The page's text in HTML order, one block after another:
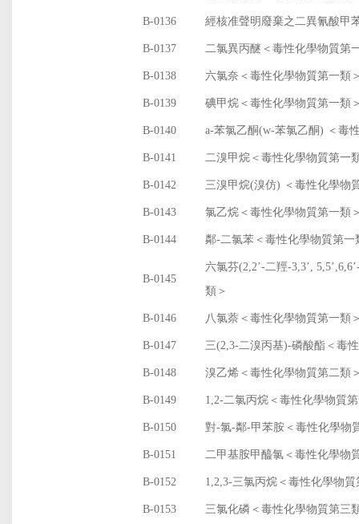
B-0136 經核准聲明廢棄之二異氰酸甲
B-0137 二氯異丙醚＜毒性化學物質第
B-0138 六氯奈＜毒性化學物質第一類
B-0139 碘甲烷＜毒性化學物質第一類
B-0140 a-苯氯乙酮(w-苯氯乙酮) ＜毒
B-0141 二溴甲烷＜毒性化學物質第一
B-0142 三溴甲烷(溴仿) ＜毒性化學物
B-0143 氯乙烷＜毒性化學物質第一類
B-0144 鄰-二氯苯＜毒性化學物質第一
B-0145
六氯芬(2,2’-二羥-3,3’,
類＞
B-0146 八氯萘＜毒性化學物質第一類
B-0147 三(2,3-二溴丙基)-磷酸酯＜毒
B-0148 溴乙烯＜毒性化學物質第二類
B-0149 1,2-二氯丙烷＜毒性化學物質
B-0150 對-氯-鄰-甲苯胺＜毒性化學物
B-0151 二甲基胺甲醯氯＜毒性化學物
B-0152 1,2,3-三氯丙烷＜毒性化學物
B-0153 三氯化磷＜毒性化學物質第三